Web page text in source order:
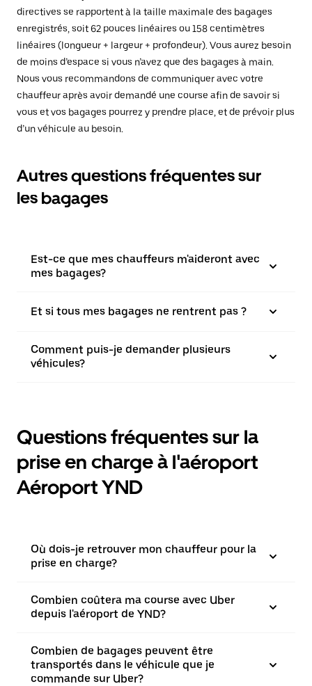
directives se rapportent à la taille maximale des bagages
enregistrés, soit 62 pouces linéaires ou 158 centimètres
linéaires (longueur + largeur + profondeur). Vous aurez besoin
de moins d’espace si vous n’avez que des bagages à main.
Nous vous recommandons de communiquer avec votre
chauffeur après avoir demandé une course afin de savoir si
vous et vos bagages pourrez y prendre place, et de prévoir plus
d’un véhicule au besoin.
Autres questions fréquentes sur
les bagages
Est-ce que mes chauffeurs m'aideront avec
mes bagages?
Et si tous mes bagages ne rentrent pas ?
Comment puis-je demander plusieurs
véhicules?
Questions fréquentes sur la
prise en charge à l'aéroport
Aéroport YND
Où dois-je retrouver mon chauffeur pour la
prise en charge?
Combien coûtera ma course avec Uber
depuis l'aéroport de YND?
Combien de bagages peuvent être
transportés dans le véhicule que je
commande sur Uber?